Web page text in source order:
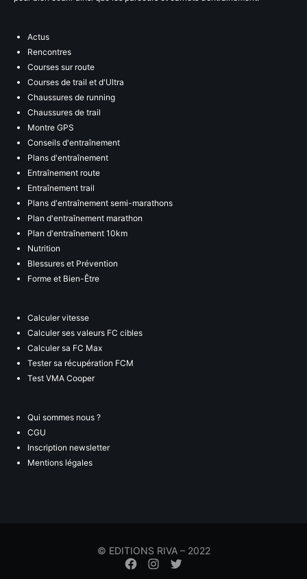
Actus
Rencontres
Courses sur route
Courses de trail et d'Ultra
Chaussures de running
Chaussures de trail
Montre GPS
Conseils d'entraînement
Plans d'entraînement
Entraînement route
Entraînement trail
Plans d'entraînement semi-marathons
Plan d'entraînement marathon
Plan d'entraînement 10km
Nutrition
Blessures et Prévention
Forme et Bien-Être
Calculer vitesse
Calculer ses valeurs FC cibles
Calculer sa FC Max
Tester sa récupération FCM
Test VMA Cooper
Qui sommes nous ?
CGU
Inscription newsletter
Mentions légales
© EDITIONS RIVA – 2022
Élément